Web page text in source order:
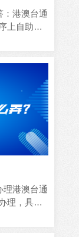
：港澳台通
上自助办
理港澳台通
理，具体